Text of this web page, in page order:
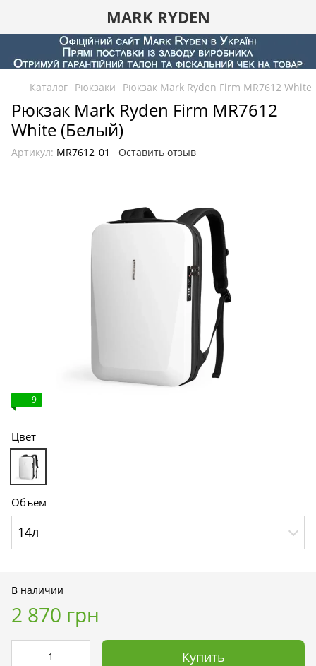
MARK RYDEN
Каталог Рюкзаки Рюкзак Mark Ryden Firm MR7612 White
Рюкзак Mark Ryden Firm MR7612
White (Белый)
Артикул: MR7612_01 Оставить отзыв
9
Цвет
Объем
14л
В наличии
2 870 грн
Купить